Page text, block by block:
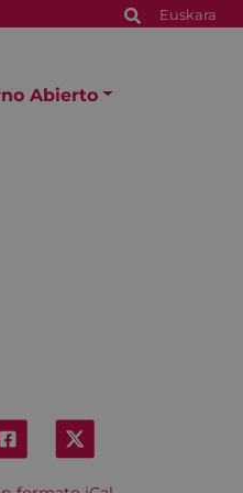
Euskara
Abierto